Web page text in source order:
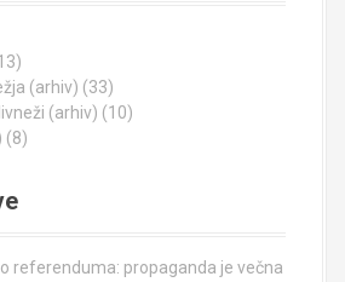
(arhiv) (33)
(arhiv) (10)
(8)
referenduma: propaganda je večna